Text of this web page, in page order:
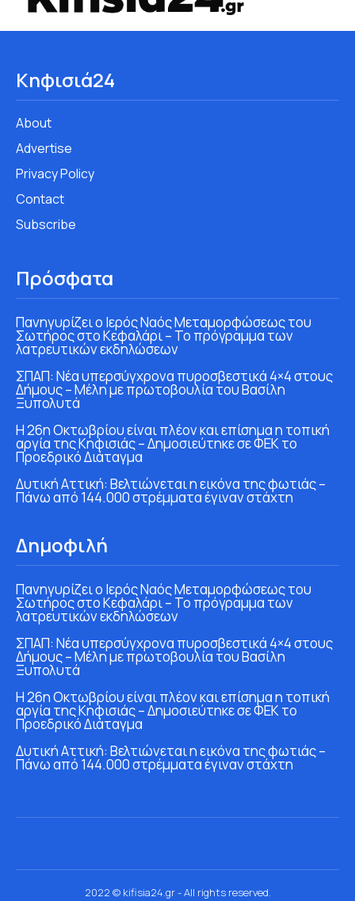
Κηφισιά24
About
Advertise
Privacy Policy
Contact
Subscribe
Πρόσφατα
Πανηγυρίζει ο Ιερός Ναός Μεταμορφώσεως του
Σωτήρος στο Κεφαλάρι – Το πρόγραμμα των
λατρευτικών εκδηλώσεων
ΣΠΑΠ: Νέα υπερσύγχρονα πυροσβεστικά 4×4 στους
Δήμους – Μέλη με πρωτοβουλία του Βασίλη
Ξυπολυτά
Η 26η Οκτωβρίου είναι πλέον και επίσημα η τοπική
αργία της Κηφισιάς – Δημοσιεύτηκε σε ΦΕΚ το
Προεδρικό Διάταγμα
Δυτική Αττική: Βελτιώνεται η εικόνα της φωτιάς –
Πάνω από 144.000 στρέμματα έγιναν στάχτη
Δημοφιλή
Πανηγυρίζει ο Ιερός Ναός Μεταμορφώσεως του
Σωτήρος στο Κεφαλάρι – Το πρόγραμμα των
λατρευτικών εκδηλώσεων
ΣΠΑΠ: Νέα υπερσύγχρονα πυροσβεστικά 4×4 στους
Δήμους – Μέλη με πρωτοβουλία του Βασίλη
Ξυπολυτά
Η 26η Οκτωβρίου είναι πλέον και επίσημα η τοπική
αργία της Κηφισιάς – Δημοσιεύτηκε σε ΦΕΚ το
Προεδρικό Διάταγμα
Δυτική Αττική: Βελτιώνεται η εικόνα της φωτιάς –
Πάνω από 144.000 στρέμματα έγιναν στάχτη
2022 © kifisia24.gr - All rights reserved.